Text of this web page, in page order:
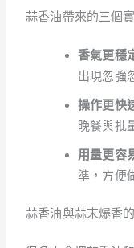
蒜香油帶來的三個
香氣更穩
出現忽強
操作更快
晚餐與批
用量更容
準，方便
蒜香油與蒜末爆香